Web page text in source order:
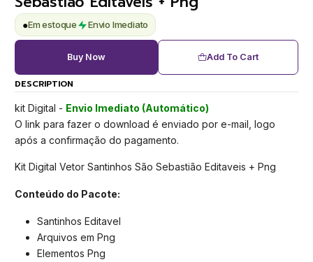
●Em estoque Envio Imediato
Add To Cart
Buy Now
DESCRIPTION
kit Digital - Envio Imediato (Automático)
O link para fazer o download é enviado por e-mail, logo
após a confirmação do pagamento.
Kit Digital Vetor Santinhos São Sebastião Editaveis + Png
Conteúdo do Pacote:
Santinhos Editavel
Arquivos em Png
Elementos Png